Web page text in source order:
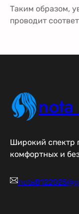
Таким образом,
проводит
Широкий спектр
комфортных и